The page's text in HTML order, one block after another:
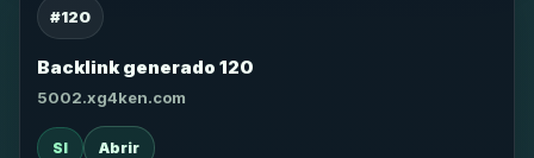
#120
Backlink generado 120
5002.xg4ken.com
SI Abrir